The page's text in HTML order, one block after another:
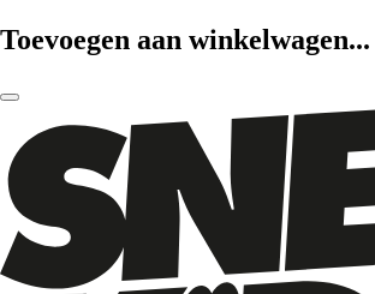
Toevoegen aan winkelwagen...